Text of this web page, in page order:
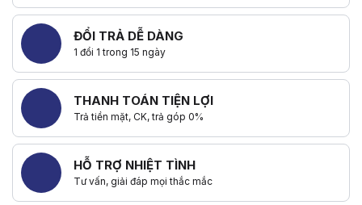
ĐỔI TRẢ DỄ DÀNG
1 đổi 1 trong 15 ngày
THANH TOÁN TIỆN LỢI
Trả tiền mặt, CK, trả góp 0%
HỖ TRỢ NHIỆT TÌNH
Tư vấn, giải đáp mọi thắc mắc